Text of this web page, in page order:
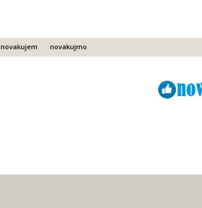
novakujem novakujmo